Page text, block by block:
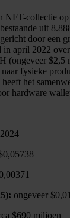
NFT-collectie
uit
door een
in april 2022
(ongeveer $2,5
fysieke
het
hardware
ongeveer
$690 miljoen